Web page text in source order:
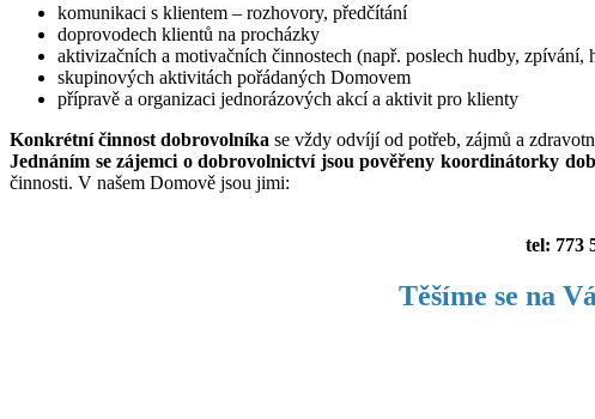
komunikaci s klientem – rozhovory, předčítání
doprovodech klientů na procházky
aktivizačních a motivačních činnostech (např. poslech hudby, zpívání,
skupinových aktivitách pořádaných Domovem
přípravě a organizaci jednorázových akcí a aktivit pro klienty
Konkrétní činnost dobrovolníka se vždy odvíjí od potřeb, zájmů a
Jednáním se zájemci o dobrovolnictví jsou pověřeny koordinátorky
činnosti. V našem Domově jsou jimi:
tel: 773
Těšíme se na